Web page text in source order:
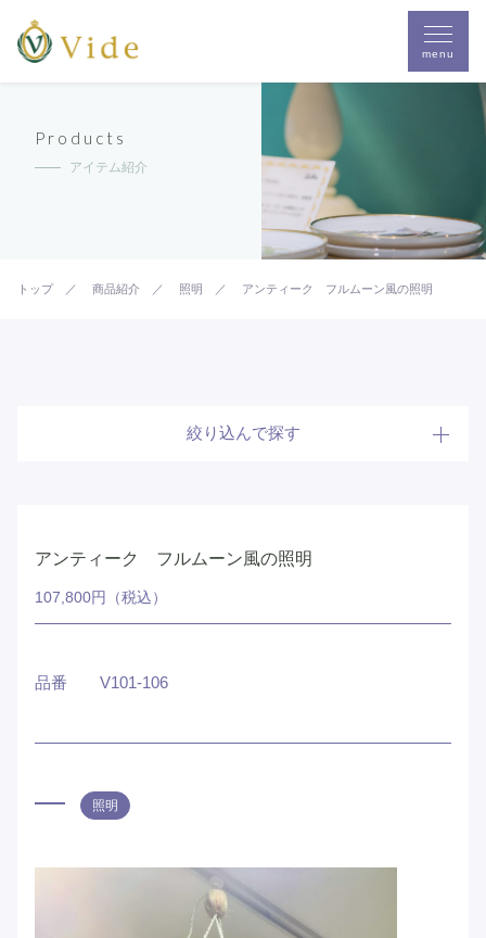
menu
Products
アイテム紹介
トップ 商品紹介 照明 アンティーク フルムーン風の照明
絞り込んで探す
アンティーク フルムーン風の照明
107,800円（税込）
品番 V101-106
照明